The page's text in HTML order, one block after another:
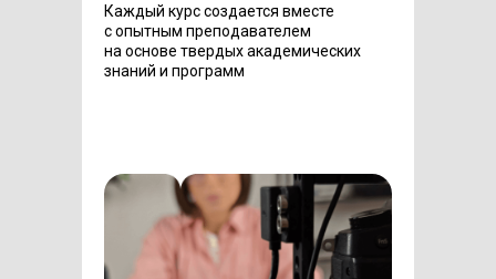
Каждый курс создается вместе
с опытным преподавателем
на основе твердых академических
знаний и программ